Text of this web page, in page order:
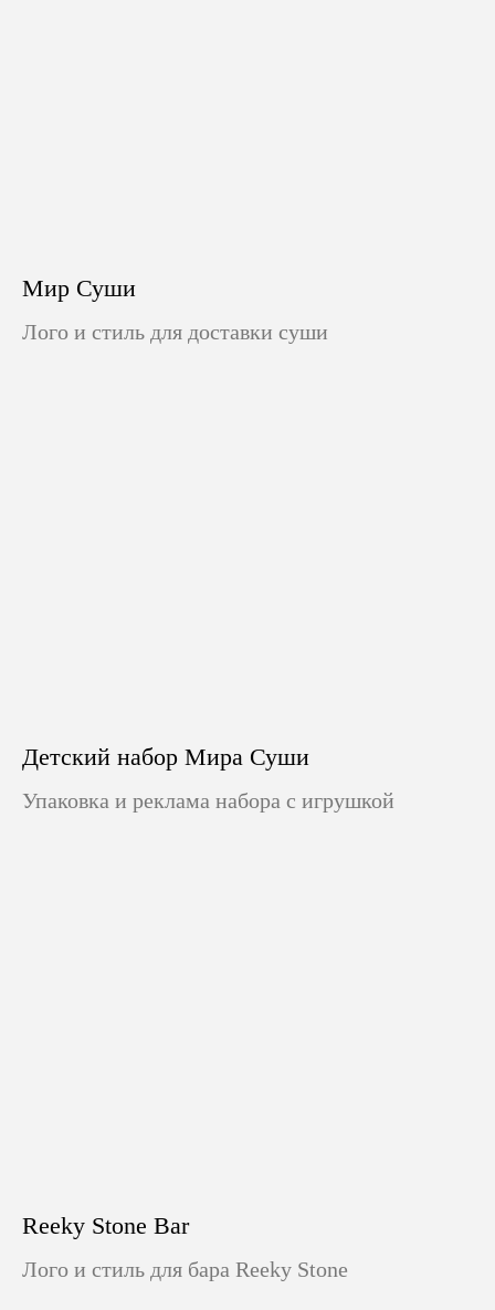
Мир Суши
Лого и стиль для доставки суши
Детский набор Мира Суши
Упаковка и реклама набора с игрушкой
Reeky Stone Bar
Лого и стиль для бара Reeky Stone